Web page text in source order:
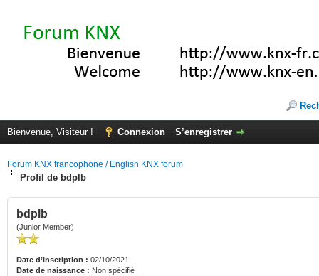
Bienvenue, Visiteur ! Connexion S’enregistrer
Forum KNX francophone / English KNX forum
Profil de bdplb
bdplb
(Junior Member)
Date d’inscription : 02/10/2021
Date de naissance : Non spécifié